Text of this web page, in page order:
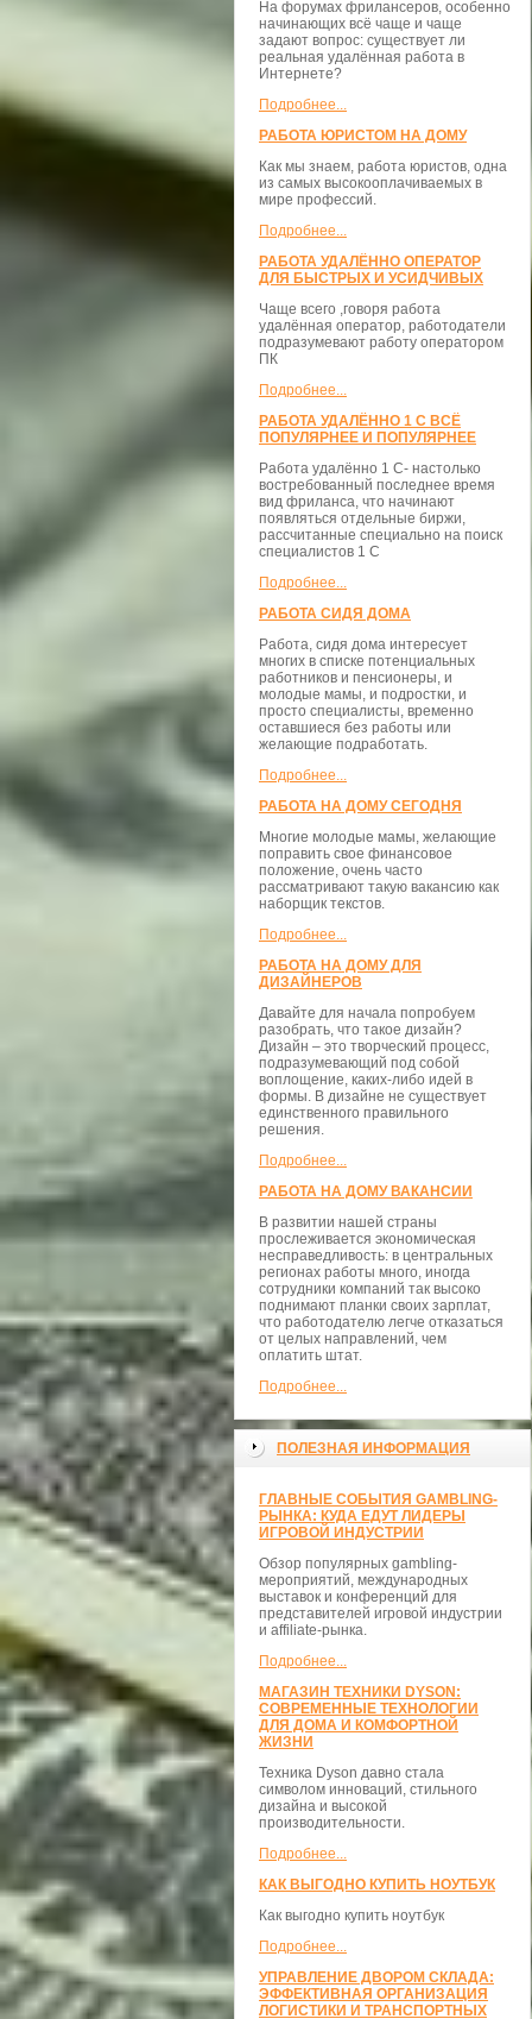
На форумах фрилансеров, особенно
начинающих всё чаще и чаще
задают вопрос: существует ли
реальная удалённая работа в
Интернете?
Подробнее...
РАБОТА ЮРИСТОМ НА ДОМУ
Как мы знаем, работа юристов, одна
из самых высокооплачиваемых в
мире профессий.
Подробнее...
РАБОТА УДАЛЁННО ОПЕРАТОР
ДЛЯ БЫСТРЫХ И УСИДЧИВЫХ
Чаще всего ,говоря работа
удалённая оператор, работодатели
подразумевают работу оператором
ПК
Подробнее...
РАБОТА УДАЛЁННО 1 С ВСЁ
ПОПУЛЯРНЕЕ И ПОПУЛЯРНЕЕ
Работа удалённо 1 С- настолько
востребованный последнее время
вид фриланса, что начинают
появляться отдельные биржи,
рассчитанные специально на поиск
специалистов 1 С
Подробнее...
РАБОТА СИДЯ ДОМА
Работа, сидя дома интересует
многих в списке потенциальных
работников и пенсионеры, и
молодые мамы, и подростки, и
просто специалисты, временно
оставшиеся без работы или
желающие подработать.
Подробнее...
РАБОТА НА ДОМУ СЕГОДНЯ
Многие молодые мамы, желающие
поправить свое финансовое
положение, очень часто
рассматривают такую вакансию как
наборщик текстов.
Подробнее...
РАБОТА НА ДОМУ ДЛЯ
ДИЗАЙНЕРОВ
Давайте для начала попробуем
разобрать, что такое дизайн?
Дизайн – это творческий процесс,
подразумевающий под собой
воплощение, каких-либо идей в
формы. В дизайне не существует
единственного правильного
решения.
Подробнее...
РАБОТА НА ДОМУ ВАКАНСИИ
В развитии нашей страны
прослеживается экономическая
несправедливость: в центральных
регионах работы много, иногда
сотрудники компаний так высоко
поднимают планки своих зарплат,
что работодателю легче отказаться
от целых направлений, чем
оплатить штат.
Подробнее...
ПОЛЕЗНАЯ ИНФОРМАЦИЯ
ГЛАВНЫЕ СОБЫТИЯ GAMBLING-
РЫНКА: КУДА ЕДУТ ЛИДЕРЫ
ИГРОВОЙ ИНДУСТРИИ
Обзор популярных gambling-
мероприятий, международных
выставок и конференций для
представителей игровой индустрии
и affiliate-рынка.
Подробнее...
МАГАЗИН ТЕХНИКИ DYSON:
СОВРЕМЕННЫЕ ТЕХНОЛОГИИ
ДЛЯ ДОМА И КОМФОРТНОЙ
ЖИЗНИ
Техника Dyson давно стала
символом инноваций, стильного
дизайна и высокой
производительности.
Подробнее...
КАК ВЫГОДНО КУПИТЬ НОУТБУК
Как выгодно купить ноутбук
Подробнее...
УПРАВЛЕНИЕ ДВОРОМ СКЛАДА:
ЭФФЕКТИВНАЯ ОРГАНИЗАЦИЯ
ЛОГИСТИКИ И ТРАНСПОРТНЫХ